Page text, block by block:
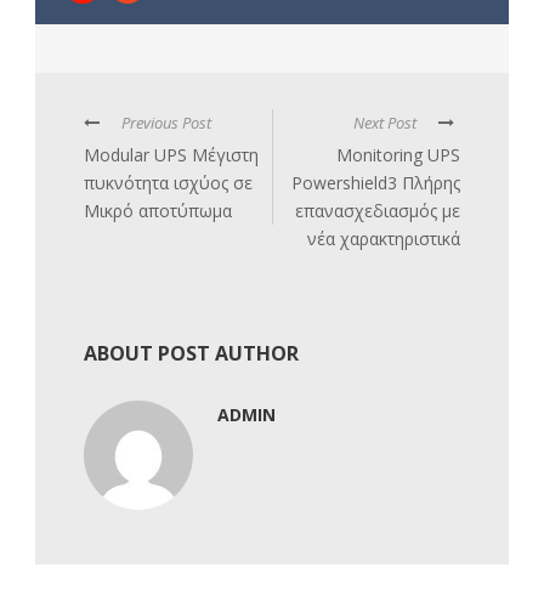
Previous Post
Modular UPS Μέγιστη
πυκνότητα ισχύος σε
Μικρό αποτύπωμα
Next Post
Monitoring UPS
Powershield3 Πλήρης
επανασχεδιασμός με
νέα χαρακτηριστικά
ABOUT POST AUTHOR
ADMIN